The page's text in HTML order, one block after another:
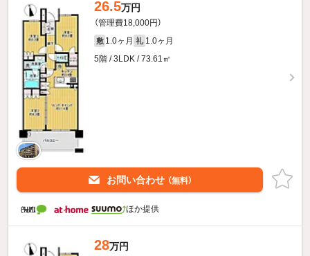
26.5万円
（管理費18,000円）
敷 1.0ヶ月 礼 1.0ヶ月
5階 / 3LDK / 73.61㎡
お問い合わせ （無料）
ほか提供
28万円